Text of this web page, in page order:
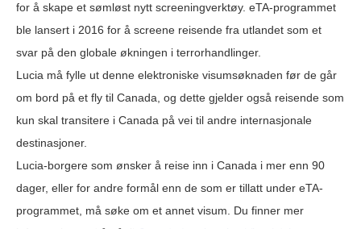
for å skape et sømløst nytt screeningverktøy. eTA-programmet
ble lansert i 2016 for å screene reisende fra utlandet som et
svar på den globale økningen i terrorhandlinger.
Lucia må fylle ut denne elektroniske visumsøknaden før de går
om bord på et fly til Canada, og dette gjelder også reisende som
kun skal transitere i Canada på vei til andre internasjonale
destinasjoner.
Lucia-borgere som ønsker å reise inn i Canada i mer enn 90
dager, eller for andre formål enn de som er tillatt under eTA-
programmet, må søke om et annet visum. Du finner mer